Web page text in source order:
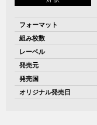
フォーマット
組み枚数
レーベル
発売元
発売国
オリジナル発売日